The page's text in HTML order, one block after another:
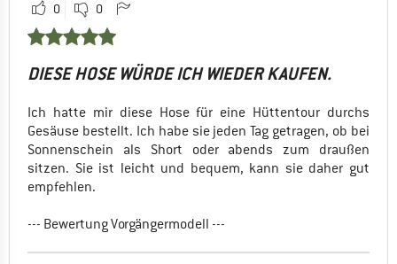
0 0
DIESE HOSE WÜRDE ICH WIEDER KAUFEN.
Ich hatte mir diese Hose für eine Hüttentour durchs
Gesäuse bestellt. Ich habe sie jeden Tag getragen, ob bei
Sonnenschein als Short oder abends zum draußen
sitzen. Sie ist leicht und bequem, kann sie daher gut
empfehlen.
--- Bewertung Vorgängermodell ---